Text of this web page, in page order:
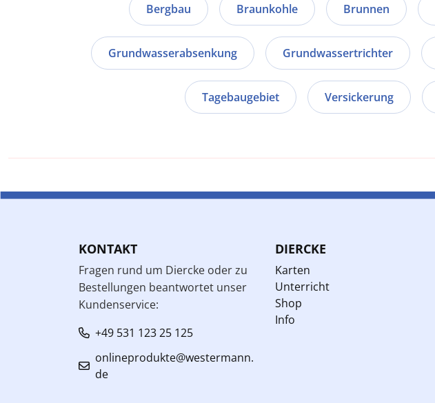
Bergbau Braunkohle Brunnen
Grundwasserabsenkung Grundwassertrichter
Tagebaugebiet Versickerung
KONTAKT
Fragen rund um Diercke oder zu
Bestellungen beantwortet unser
Kundenservice:
+49 531 123 25 125
onlineprodukte@westermann.
de
DIERCKE
Karten
Unterricht
Shop
Info